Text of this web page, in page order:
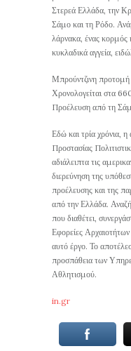
Στερεά Ελλάδα, την
Σάμο και τη Ρόδο.
λάρνακα, ένας κορμός
κυκλαδικά αγγεία,
Μπρούντζινη προτομή
Χρονολογείται στα
Προέλευση από τη
Εδώ και τρία χρόνια,
Προστασίας
αδιάλειπτα τις
διερεύνηση της
προέλευσης και της
από την Ελλάδα.
που διαθέτει,
Εφορείες Αρχαιοτήτων
αυτό έργο. Το
προσπάθεια των
Αθλητισμού.
in.gr